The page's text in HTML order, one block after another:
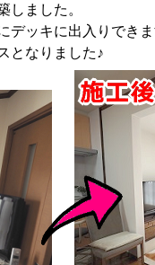
しました。
デッキに出入りでき
となりました♪